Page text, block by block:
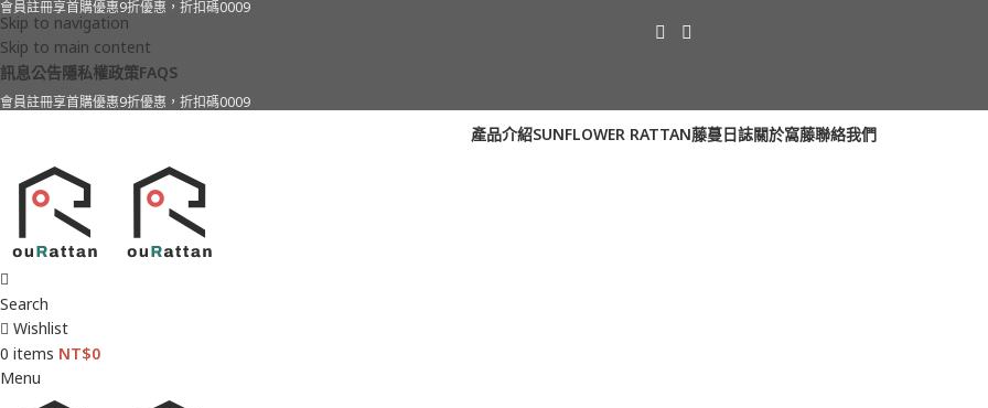
Skip to navigation
Skip to main content
會員註冊享首購優惠9折優惠，折扣碼0009
訊息公告隱私權政策FAQS
會員註冊享首購優惠9折優惠，折扣碼0009
產品介紹SUNFLOWER RATTAN藤蔓日誌關於窩藤聯絡我們
Search
Wishlist
0 items NT$0
Menu